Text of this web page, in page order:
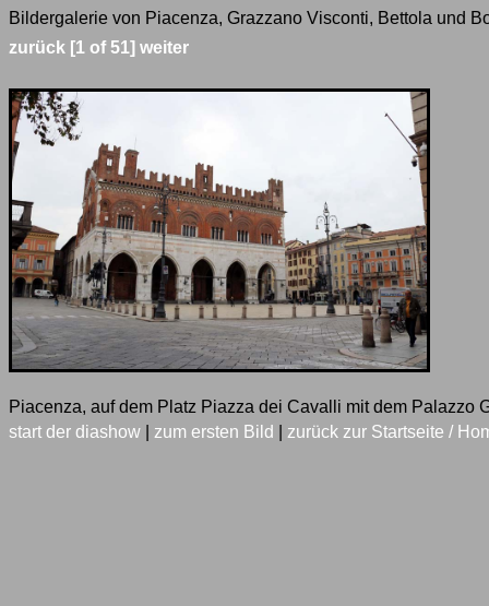
Bildergalerie von Piacenza, Grazzano Visconti, Bettola und
zurück [1 of 51] weiter
Piacenza, auf dem Platz Piazza dei Cavalli mit dem Palazzo
start der diashow
zum ersten Bild zurück zur Startseite /